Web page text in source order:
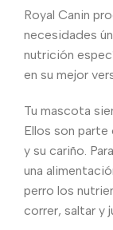
Royal Canin
necesidades
nutrición
en su mejor
Tu mascota
Ellos son parte
y su cariño.
una
perro los
correr, saltar y